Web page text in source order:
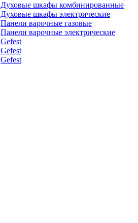
Духовые шкафы комбинированные
Духовые шкафы электрические
Панели варочные газовые
Панели варочные электрические
Gefest
Gefest
Gefest